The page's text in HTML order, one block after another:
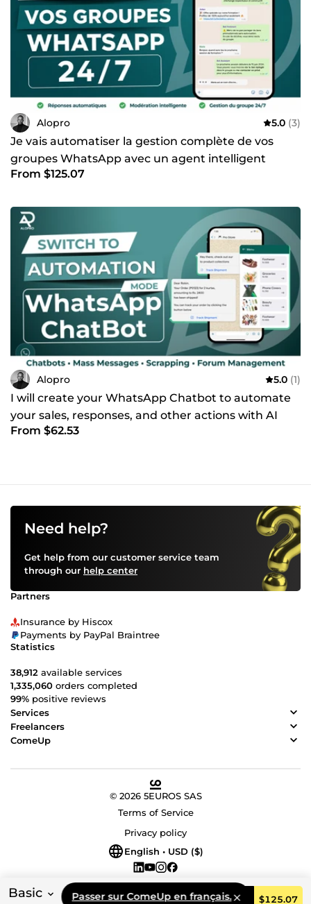
Basic Order $125.07
automatiser les processus et enrichir les fonctionnalités
des applications. 🔸🔸🔸🔸🔸 Confiez-moi votre projet pour
bénéficier d'une expertise technique qui vous garantira
des résultats optimaux.
Alopro 5.0 (3)
Je vais automatiser la gestion complète de vos
groupes WhatsApp avec un agent intelligent
From $125.07
Alopro 5.0 (1)
I will create your WhatsApp Chatbot to automate
your sales, responses, and other actions with AI
From $62.53
Passer sur ComeUp en français.
Need help?
Get help from our customer service team
through our help center
Partners
Insurance by Hiscox
Payments by PayPal Braintree
Statistics
38,912 available services
1,335,060 orders completed
99% positive reviews
Services
Freelancers
ComeUp
© 2026 5EUROS SAS
Terms of Service
Privacy policy
English • USD ($)